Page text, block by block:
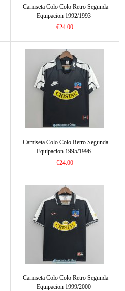
Camiseta Colo Colo Retro Segunda
Equipacion 1992/1993
€24.00
Camiseta Colo Colo Retro Segunda
Equipacion 1995/1996
€24.00
Camiseta Colo Colo Retro Segunda
Equipacion 1999/2000